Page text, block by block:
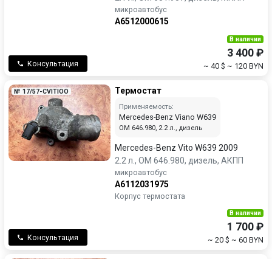
микроавтобус
A6512000615
Консультация
В наличии
3 400 ₽
~ 40 $ ~ 120 BYN
№ 17/57-CVITIOO Термостат
Применяемость:
Mercedes-Benz Viano W639
OM 646.980, 2.2 л., дизель
Mercedes-Benz Vito W639 2009
2.2 л., OM 646.980, дизель, АКПП
микроавтобус
A6112031975
Корпус термостата
Консультация
В наличии
1 700 ₽
~ 20 $ ~ 60 BYN